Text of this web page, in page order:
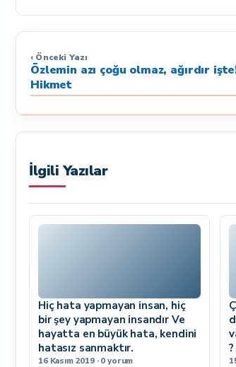
‹ Önceki Yazı
Özlemin azı çoğu olmaz, ağırdır
Hikmet
İlgili Yazılar
Hiç hata yapmayan insan, hiç
bir şey yapmayan insandır Ve
hayatta en büyük hata, kendini
hatasız sanmaktır.
16 Kasım 2019 · 0 yorum
?